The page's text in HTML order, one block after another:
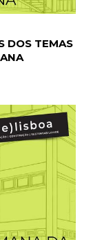
DOS TEMAS